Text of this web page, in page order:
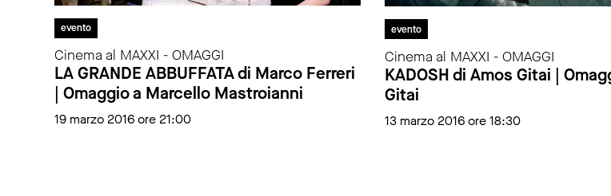
evento
Cinema al MAXXI - OMAGGI
LA GRANDE ABBUFFATA di Marco Ferreri
| Omaggio a Marcello Mastroianni
19 marzo 2016 ore 21:00
evento
Cinema al MAXXI - OMAGGI
KADOSH di Amos Gitai |
Gitai
13 marzo 2016 ore 18:30